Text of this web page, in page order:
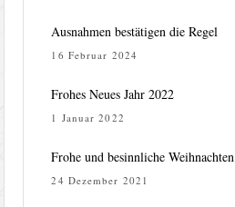
Ausnahmen bestätigen die Regel
16 Februar 2024
Frohes Neues Jahr 2022
1 Januar 2022
Frohe und besinnliche Weihnachten
24 Dezember 2021